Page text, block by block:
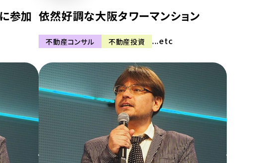
参加 依然好調な大阪タワーマンション
不動産コンサル 不動産投資 ...etc